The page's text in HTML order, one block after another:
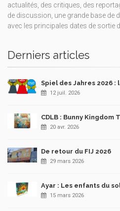
actualités, des critiques, des
de discussion, une grande base de
avec les principales dates de sortie
Derniers articles
Spiel des Jahres 2026 :
12 juil. 2026
CDLB : Bunny Kingdom
20 avr. 2026
De retour du FIJ 2026
29 mars 2026
Ayar : Les enfants du
15 mars 2026